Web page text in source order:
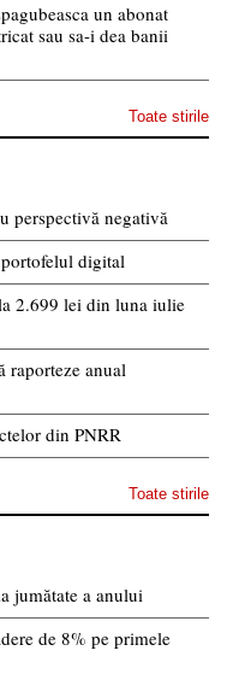
un abonat
sau sa-i dea banii
Toate stirile
perspectivă negativă
digital
2.699 lei din luna iulie
raporteze anual
din PNRR
Toate stirile
jumătate a anului
de 8% pe primele